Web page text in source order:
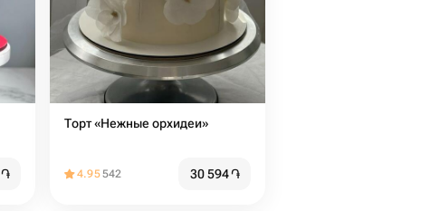
֏
Торт «Нежные орхидеи»
4.95542 30 594֏